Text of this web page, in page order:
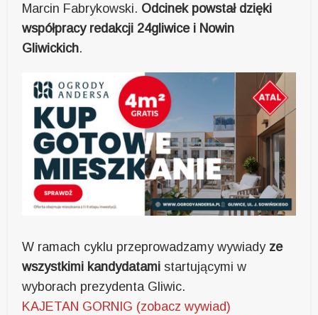
Marcin Fabrykowski. Odcinek powstał dzięki
współpracy redakcji 24gliwice i Nowin
Gliwickich.
W ramach cyklu przeprowadzamy wywiady ze
wszystkimi kandydatami startującymi w
wyborach prezydenta Gliwic.
KAJETAN GORNIG (zobacz wywiad)